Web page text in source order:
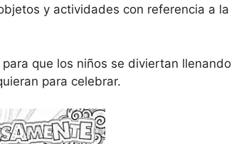
y actividades con referencia a la
que los niños se diviertan llenando
para celebrar.